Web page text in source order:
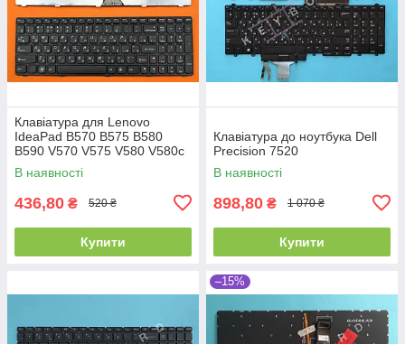
Клавіатура для Lenovo
IdeaPad B570 B575 B580
B590 V570 V575 V580 V580c
Z570 Z575, RU, (Black,
Аналог)
В наявності
436,80 ₴ 520 ₴
Купити
Клавіатура до ноутбука Dell
Precision 7520
В наявності
898,80 ₴ 1 070 ₴
Купити
–15%